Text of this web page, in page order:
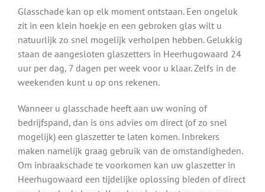
Glasschade kan op elk moment ontstaan. Een ongeluk
zit in een klein hoekje en een gebroken glas wilt u
natuurlijk zo snel mogelijk verholpen hebben. Gelukkig
staan de aangesloten glaszetters in Heerhugowaard 24
uur per dag, 7 dagen per week voor u klaar. Zelfs in de
weekenden kunt u op ons rekenen.
Wanneer u glasschade heeft aan uw woning of
bedrijfspand, dan is ons advies om direct (of zo snel
mogelijk) een glaszetter te laten komen. Inbrekers
maken namelijk graag gebruik van de omstandigheden.
Om inbraakschade te voorkomen kan uw glaszetter in
Heerhugowaard een tijdelijke oplossing bieden of direct